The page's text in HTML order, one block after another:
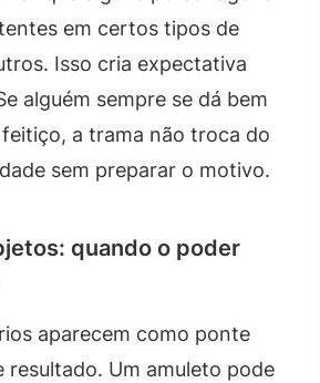
em certos tipos de
Isso cria expectativa
alguém sempre se dá bem
a trama não troca do
sem preparar o motivo.
quando o poder
aparecem como ponte
resultado. Um amuleto pode